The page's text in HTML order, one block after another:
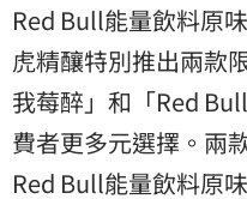
Red Bull能量飲料原
虎精釀特別推出兩款
我莓醉」和「Red
費者更多元選擇。兩
Red Bull能量飲料原